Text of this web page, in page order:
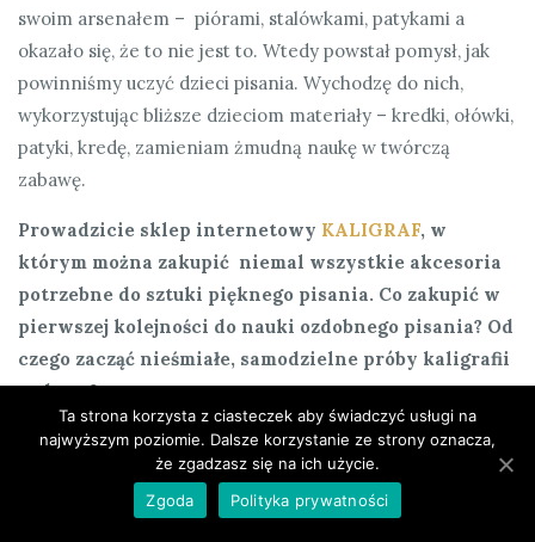
swoim arsenałem – piórami, stalówkami, patykami a
okazało się, że to nie jest to. Wtedy powstał pomysł, jak
powinniśmy uczyć dzieci pisania. Wychodzę do nich,
wykorzystując bliższe dzieciom materiały – kredki, ołówki,
patyki, kredę, zamieniam żmudną naukę w twórczą
zabawę.
Prowadzicie sklep internetowy KALIGRAF, w
którym można zakupić niemal wszystkie akcesoria
potrzebne do sztuki pięknego pisania. Co zakupić w
pierwszej kolejności do nauki ozdobnego pisania? Od
czego zacząć nieśmiałe, samodzielne próby kaligrafii
w domu?
GB: Ołówek, długopis i obsadka ze stalówką – to są
elementy wskazane na okładce mojej nowej książki. Do
tego potrzebny będzie jeszcze atrament.By zacząć,
Ta strona korzysta z ciasteczek aby świadczyć usługi na
najwyższym poziomie. Dalsze korzystanie ze strony oznacza,
że zgadzasz się na ich użycie.
Zgoda
Polityka prywatności